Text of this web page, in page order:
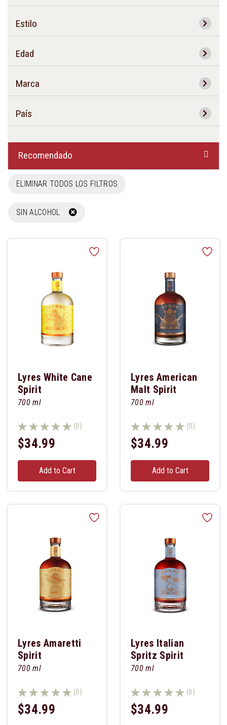
Estilo
Edad
Marca
País
Recomendado
ELIMINAR TODOS LOS FILTROS
SIN ALCOHOL
Lyres White Cane
Spirit
700 ml
(0)
$34.99
Add to Cart
Lyres American
Malt Spirit
700 ml
(0)
$34.99
Add to Cart
Lyres Amaretti
Spirit
700 ml
(0)
$34.99
Lyres Italian
Spritz Spirit
700 ml
(0)
$34.99